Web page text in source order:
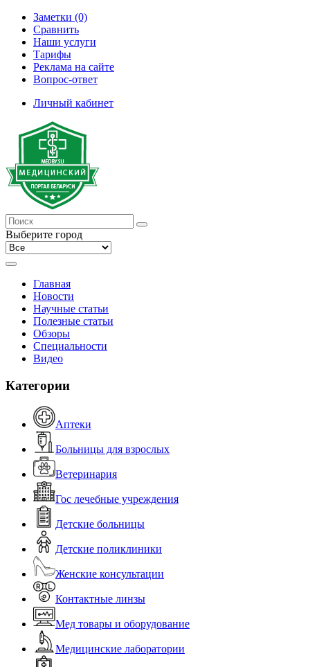
Заметки (0)
Сравнить
Наши услуги
Тарифы
Реклама на сайте
Вопрос-ответ
Личный кабинет
Выберите город
Главная
Новости
Научные статьи
Полезные статьи
Обзоры
Специальности
Видео
Категории
Аптеки
Больницы для взрослых
Ветеринария
Гос лечебные учреждения
Детские больницы
Детские поликлиники
Женские консультации
Контактные линзы
Мед товары и оборудование
Медицинские лаборатории